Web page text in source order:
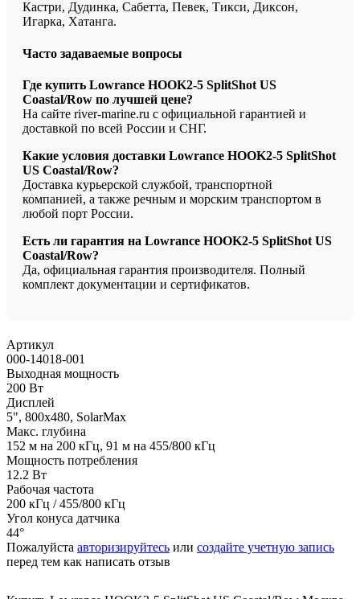
Кастри, Дудинка, Сабетта, Певек, Тикси, Диксон,
Игарка, Хатанга.
Часто задаваемые вопросы
Где купить Lowrance HOOK2-5 SplitShot US
Coastal/Row по лучшей цене?
На сайте river-marine.ru с официальной гарантией и
доставкой по всей России и СНГ.
Какие условия доставки Lowrance HOOK2-5 SplitShot
US Coastal/Row?
Доставка курьерской службой, транспортной
компанией, а также речным и морским транспортом в
любой порт России.
Есть ли гарантия на Lowrance HOOK2-5 SplitShot US
Coastal/Row?
Да, официальная гарантия производителя. Полный
комплект документации и сертификатов.
Артикул
000-14018-001
Выходная мощность
200 Вт
Дисплей
5", 800х480, SolarMax
Макс. глубина
152 м на 200 кГц, 91 м на 455/800 кГц
Мощность потребления
12.2 Вт
Рабочая частота
200 кГц / 455/800 кГц
Угол конуса датчика
44°
Пожалуйста авторизируйтесь или создайте учетную запись
перед тем как написать отзыв